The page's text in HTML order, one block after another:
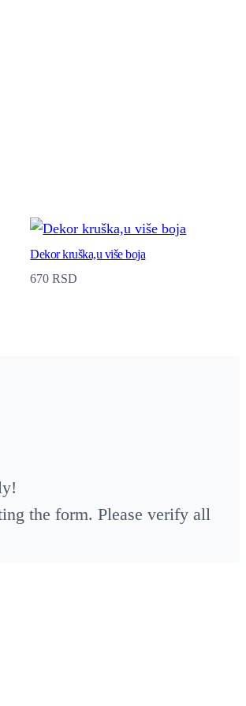
Dekor kruška,u više boja
670RSD
the form. Please verify all